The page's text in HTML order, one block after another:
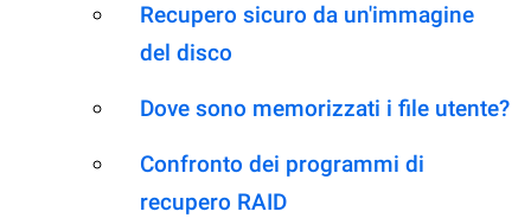
Recupero sicuro da un'immagine
del disco
Dove sono memorizzati i file utente?
Confronto dei programmi di
recupero RAID